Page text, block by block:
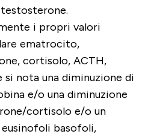
i propri valori
ematrocito,
cortisolo, ACTH,
nota una diminuzione di
e/o una diminuzione
cortisolo e/o un
basofoli,